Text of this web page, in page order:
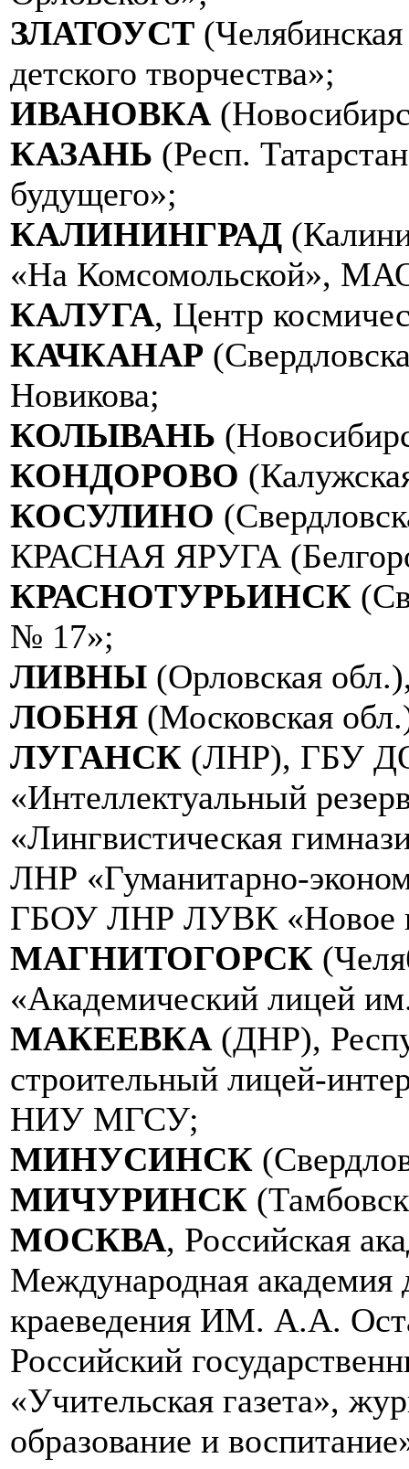
ЗЛАТОУСТ
детского творчества»;
ИВАНОВКА
КАЗАНЬ (Респ.
будущего»;
КАЛИНИНГРАД
«На Комсомольской»,
КАЛУГА, Центр
КАЧКАНАР
Новикова;
КОЛЫВАНЬ
КОНДОРОВО
КОСУЛИНО
КРАСНАЯ ЯРУГА
КРАСНОТУРЬИНСК
№ 17»;
ЛИВНЫ (Орловская
ЛОБНЯ (Московская
ЛУГАНСК (ЛНР), ГБУ
«Интеллектуальный
«Лингвистическая
ЛНР «Гуманитарно-
ГБОУ ЛНР ЛУВК «Новое
МАГНИТОГОРСК
«Академический лицей
МАКЕЕВКА (ДНР),
строительный лицей-
НИУ МГСУ;
МИНУСИНСК
МИЧУРИНСК
МОСКВА, Российская
Международная академия
краеведения ИМ. А.А.
Российский
«Учительская газета»,
образование и